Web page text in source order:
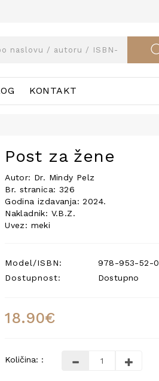
KONTAKT
Post za žene
Autor: Dr. Mindy Pelz
Br. stranica: 326
Godina izdavanja: 2024.
Nakladnik: V.B.Z.
Uvez: meki
Model/ISBN:
978-953-52-
Dostupnost:
Dostupno
18.90€
Količina: :